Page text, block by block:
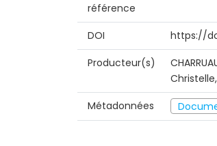
référence
DOI
https://
Producteur(s)
Christelle,
Métadonnées